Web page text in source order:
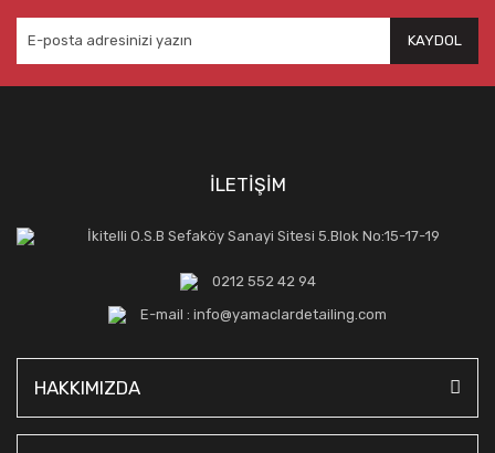
KAYDOL
İLETİŞİM
İkitelli O.S.B Sefaköy Sanayi Sitesi 5.Blok No:15-17-19
0212 552 42 94
E-mail : info@yamaclardetailing.com
HAKKIMIZDA